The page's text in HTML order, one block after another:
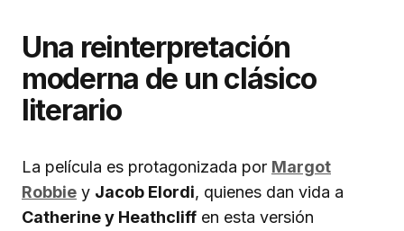
Una reinterpretación
moderna de un clásico
literario
La película es protagonizada por Margot
Robbie y Jacob Elordi, quienes dan vida a
Catherine y Heathcliff en esta versión